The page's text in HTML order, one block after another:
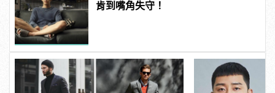
肯到嘴角失守！